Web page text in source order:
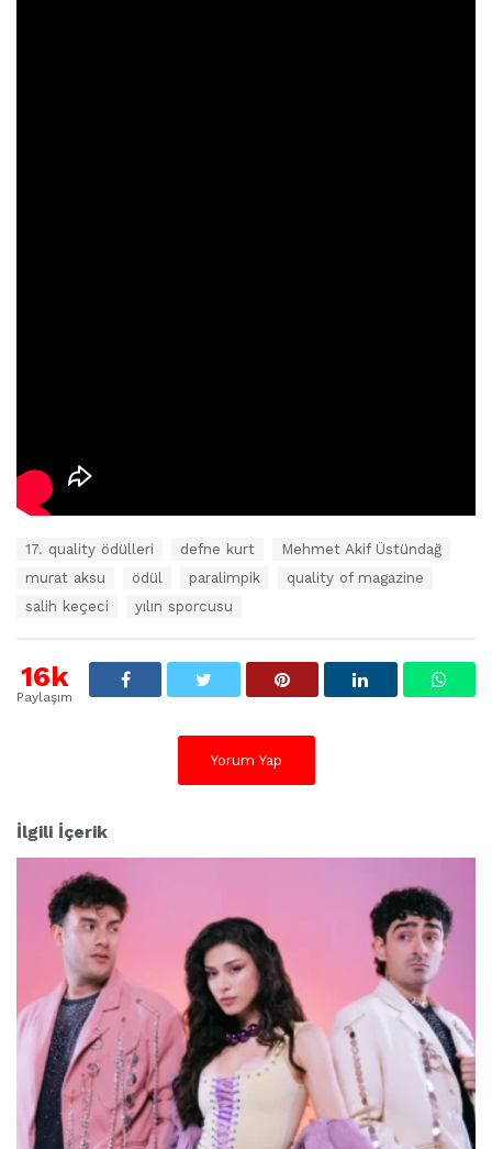
r
17. quality ödülleri defne kurt
Mehmet Akif Üstündağ
murat aksu
ödül paralimpik
quality of magazine
salih keçeci
yılın sporcusu
16k
Paylaşım
Yorum Yap
İlgili İçerik